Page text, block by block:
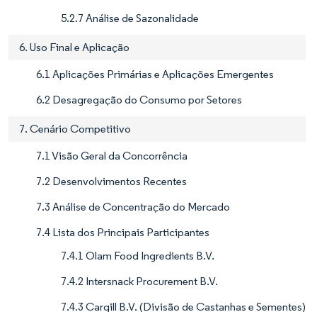
5.2.7 Análise de Sazonalidade
6. Uso Final e Aplicação
6.1 Aplicações Primárias e Aplicações Emergentes
6.2 Desagregação do Consumo por Setores
7. Cenário Competitivo
7.1 Visão Geral da Concorrência
7.2 Desenvolvimentos Recentes
7.3 Análise de Concentração do Mercado
7.4 Lista dos Principais Participantes
7.4.1 Olam Food Ingredients B.V.
7.4.2 Intersnack Procurement B.V.
7.4.3 Cargill B.V. (Divisão de Castanhas e Sementes)